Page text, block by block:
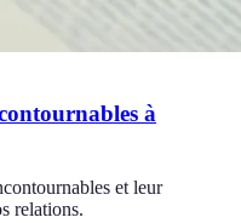
à
et leur
relations.